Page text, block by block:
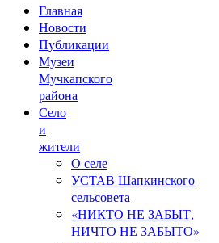
Главная
Новости
Публикации
Музеи
Мучкапского
района
Село
и
жители
О селе
УСТАВ Шапкинского
сельсовета
«НИКТО НЕ ЗАБЫТ,
НИЧТО НЕ ЗАБЫТО»